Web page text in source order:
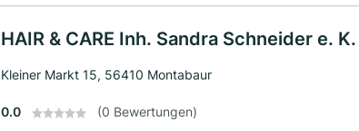
HAIR & CARE Inh. Sandra Schneider e. K.
Kleiner Markt 15, 56410 Montabaur
0.0 (0 Bewertungen)